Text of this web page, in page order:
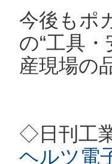
今後もポ
の“工具
産現場の
◇日刊工
ヘルツ電